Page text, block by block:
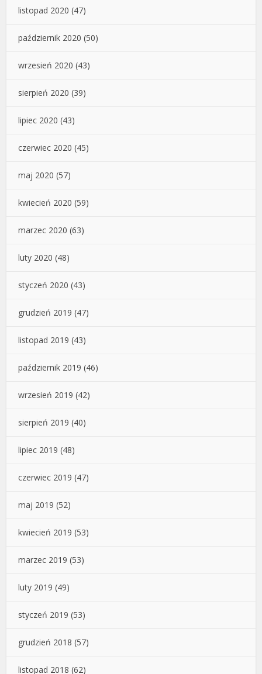
listopad 2020 (47)
październik 2020 (50)
wrzesień 2020 (43)
sierpień 2020 (39)
lipiec 2020 (43)
czerwiec 2020 (45)
maj 2020 (57)
kwiecień 2020 (59)
marzec 2020 (63)
luty 2020 (48)
styczeń 2020 (43)
grudzień 2019 (47)
listopad 2019 (43)
październik 2019 (46)
wrzesień 2019 (42)
sierpień 2019 (40)
lipiec 2019 (48)
czerwiec 2019 (47)
maj 2019 (52)
kwiecień 2019 (53)
marzec 2019 (53)
luty 2019 (49)
styczeń 2019 (53)
grudzień 2018 (57)
listopad 2018 (62)